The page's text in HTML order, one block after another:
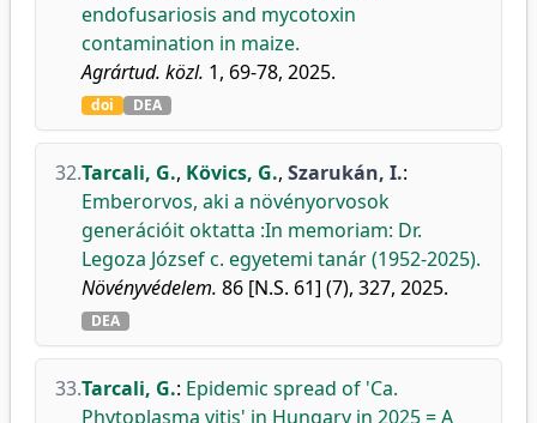
endofusariosis and mycotoxin
contamination in maize.
Agrártud. közl. 1, 69-78, 2025.
doi DEA
32.Tarcali, G., Kövics, G., Szarukán, I.:
Emberorvos, aki a növényorvosok
generációit oktatta :In memoriam: Dr.
Legoza József c. egyetemi tanár (1952-2025).
Növényvédelem. 86 [N.S. 61] (7), 327, 2025.
DEA
33.Tarcali, G.: Epidemic spread of 'Ca.
Phytoplasma vitis' in Hungary in 2025 = A